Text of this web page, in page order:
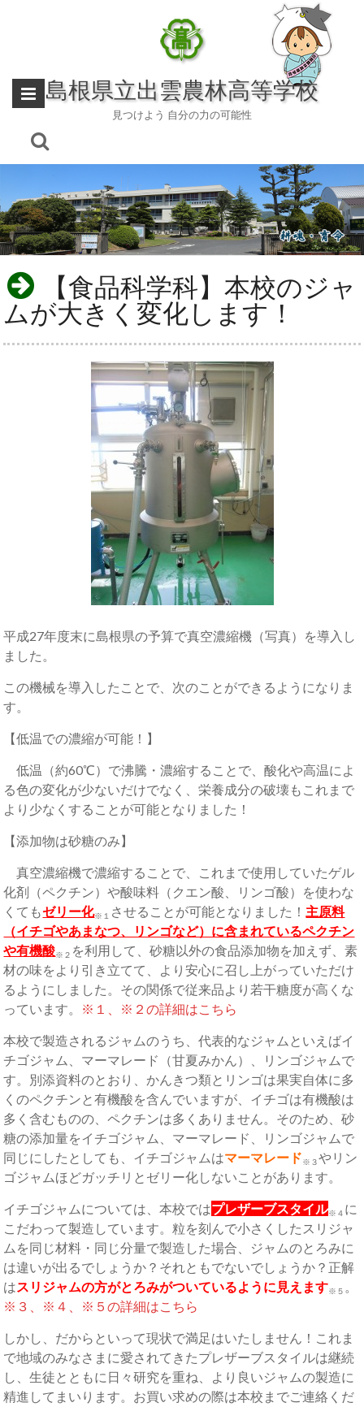
島根県立出雲農林高等学校
見つけよう 自分の力の可能性
【食品科学科】本校のジャ
ムが大きく変化します！
平成27年度末に島根県の予算で真空濃縮機（写真）を導入し
ました。
この機械を導入したことで、次のことができるようになりま
す。
【低温での濃縮が可能！】
低温（約60℃）で沸騰・濃縮することで、酸化や高温によ
る色の変化が少ないだけでなく、栄養成分の破壊もこれまで
より少なくすることが可能となりました！
【添加物は砂糖のみ】
真空濃縮機で濃縮することで、これまで使用していたゲル
化剤（ペクチン）や酸味料（クエン酸、リンゴ酸）を使わな
くてもゼリー化※１ させることが可能となりました！ 主原料
（イチゴやあまなつ、リンゴなど）に含まれているペクチン
や有機酸※２ を利用して、砂糖以外の食品添加物を加えず、素
材の味をより引き立てて、より安心に召し上がっていただけ
るようにしました。その関係で従来品より若干糖度が高くな
っています。 ※１、※２の詳細はこちら
本校で製造されるジャムのうち、代表的なジャムといえばイ
チゴジャム、マーマレード（甘夏みかん）、リンゴジャムで
す。別添資料のとおり、かんきつ類とリンゴは果実自体に多
くのペクチンと有機酸を含んでいますが、イチゴは有機酸は
多く含むものの、ペクチンは多くありません。そのため、砂
糖の添加量をイチゴジャム、マーマレード、リンゴジャムで
同じにしたとしても、イチゴジャムはマーマレード※３やリン
ゴジャムほどガッチリとゼリー化しないことがあります。
イチゴジャムについては、本校ではプレザーブスタイル※４ に
こだわって製造しています。粒を刻んで小さくしたスリジャ
ムを同じ材料・同じ分量で製造した場合、ジャムのとろみに
は違いが出るでしょうか？それともでないでしょうか？正解
はスリジャムの方がとろみがついているように見えます※５ 。
※３、※４、※５の詳細はこちら
しかし、だからといって現状で満足はいたしません！これま
で地域のみなさまに愛されてきたプレザーブスタイルは継続
し、生徒とともに日々研究を重ね、より良いジャムの製造に
精進してまいります。お買い求めの際は本校までご連絡くだ